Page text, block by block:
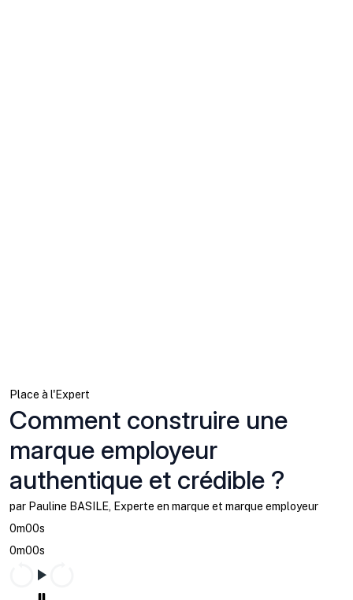
Place à l'Expert
Comment construire une
marque employeur
authentique et crédible ?
par Pauline BASILE, Experte en marque et marque employeur
0m00s
0m00s